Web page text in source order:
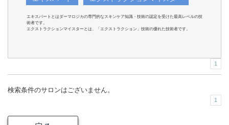
エキスパートとはダーマロジカの専門的なスキンケア知識・技術の認定を受けた最高レベルの技
術者です。
エクストラクションマイスターとは、「エクストラクション」技術の優れた技術者です。
1
検索条件のサロンはございません。
1